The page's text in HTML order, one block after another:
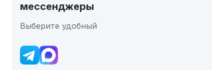
мессенджеры
Выберите удобный